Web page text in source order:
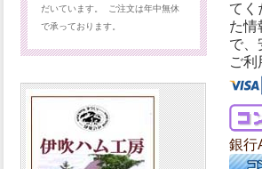
てく
た情
で、
ご利
銀行
だいています。 ご注文は年中無休
で承っております。